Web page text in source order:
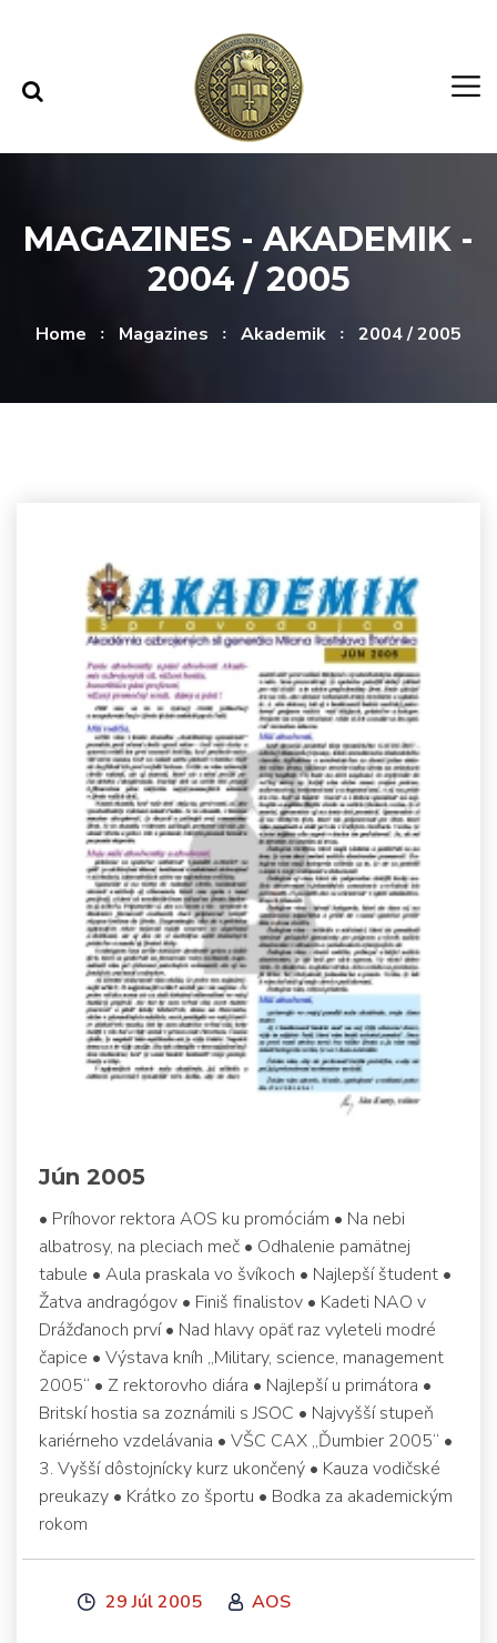
MAGAZINES - AKADEMIK -
2004 / 2005
Home Magazines Akademik 2004 / 2005
Jún 2005
• Príhovor rektora AOS ku promóciám • Na nebi
albatrosy, na pleciach meč • Odhalenie pamätnej
tabule • Aula praskala vo švíkoch • Najlepší študent •
Žatva andragógov • Finiš finalistov • Kadeti NAO v
Drážďanoch prví • Nad hlavy opäť raz vyleteli modré
čapice • Výstava kníh „Military, science, management
2005“ • Z rektorovho diára • Najlepší u primátora •
Britskí hostia sa zoznámili s JSOC • Najvyšší stupeň
kariérneho vzdelávania • VŠC CAX „Ďumbier 2005“ •
3. Vyšší dôstojnícky kurz ukončený • Kauza vodičské
preukazy • Krátko zo športu • Bodka za akademickým
rokom
29 Júl 2005 AOS